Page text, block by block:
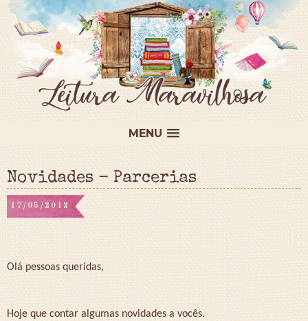
MENU
Novidades - Parcerias
17/05/2012
Olá pessoas queridas,
Hoje que contar algumas novidades a vocês.